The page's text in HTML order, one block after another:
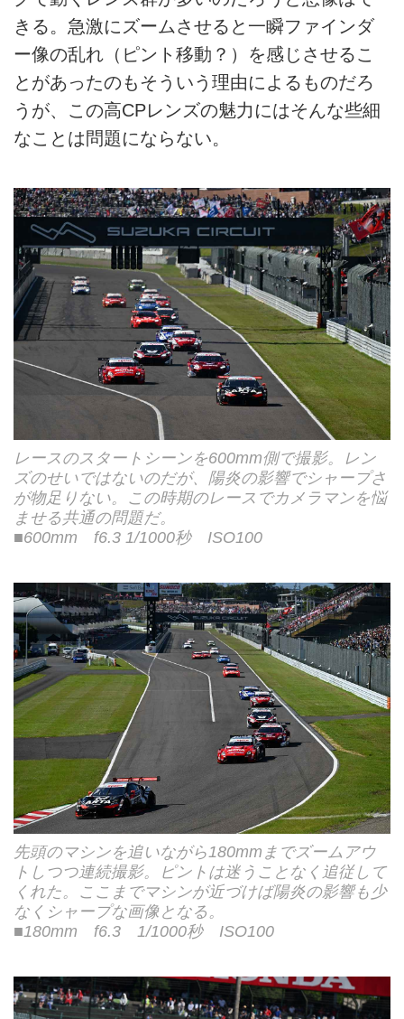
きる。急激にズームさせると一瞬ファインダ
ー像の乱れ（ピント移動？）を感じさせるこ
とがあったのもそういう理由によるものだろ
うが、この高CPレンズの魅力にはそんな些細
なことは問題にならない。
レースのスタートシーンを600mm側で撮影。レン
ズのせいではないのだが、陽炎の影響でシャープさ
が物足りない。この時期のレースでカメラマンを悩
ませる共通の問題だ。
■600mm f6.3 1/1000秒 ISO100
先頭のマシンを追いながら180mmまでズームアウ
トしつつ連続撮影。ピントは迷うことなく追従して
くれた。ここまでマシンが近づけば陽炎の影響も少
なくシャープな画像となる。
■180mm f6.3 1/1000秒 ISO100